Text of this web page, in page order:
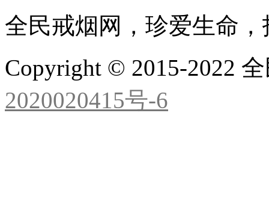
全民戒烟网，珍爱生命
Copyright © 2015-2022
2020020415号-6